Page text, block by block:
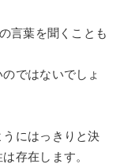
言葉を聞くことも
ではないでしょ
にはっきりと決
存在します。